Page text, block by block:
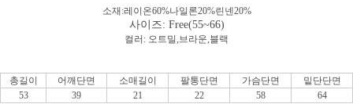
소재:레이온60%나일론20%린넨20%
사이즈: Free(55~66)
컬러: 오트밀,브라운,블랙
총길이 어깨단면 소매길이 팔통단면 가슴단면
밑단단면
53
39 21 22 58 64